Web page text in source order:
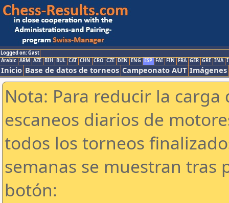
Logged on: Gast
Arabic ARM AZE BIH BUL CAT CHN CRO CZE DEN ENG ESP FAI FIN FRA GER GRE INA
Inicio Base de datos de torneos Campeonato AUT Imágenes
Nota: Para reducir la
escaneos diarios de
todos los torneos
semanas se muestran tras
botón: